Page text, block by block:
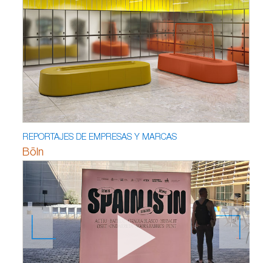
REPORTAJES DE EMPRESAS Y MARCAS
Bõln